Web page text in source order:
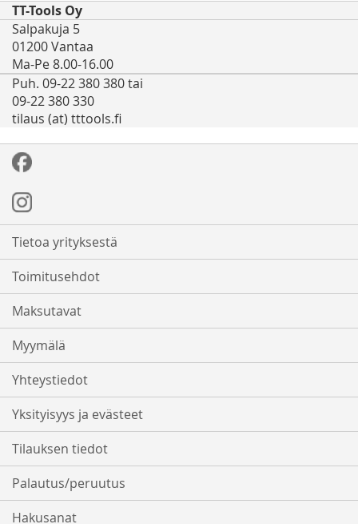
TT-Tools Oy
Salpakuja 5
01200 Vantaa
Ma-Pe 8.00-16.00
Puh. 09-22 380 380 tai
09-22 380 330
tilaus (at) tttools.fi
Tietoa yrityksestä
Toimitusehdot
Maksutavat
Myymälä
Yhteystiedot
Yksityisyys ja evästeet
Tilauksen tiedot
Palautus/peruutus
Hakusanat